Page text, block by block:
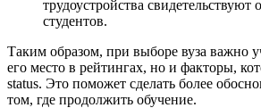
трудоустройства свидетельствуют
студентов.
Таким образом, при выборе вуза важно
его место в рейтингах, но и факторы,
status. Это поможет сделать более
том, где продолжить обучение.